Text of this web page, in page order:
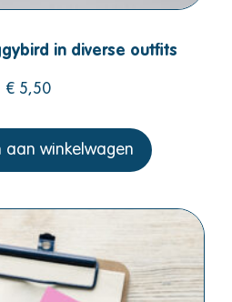
in diverse outfits
€ 5,50
aan winkelwagen